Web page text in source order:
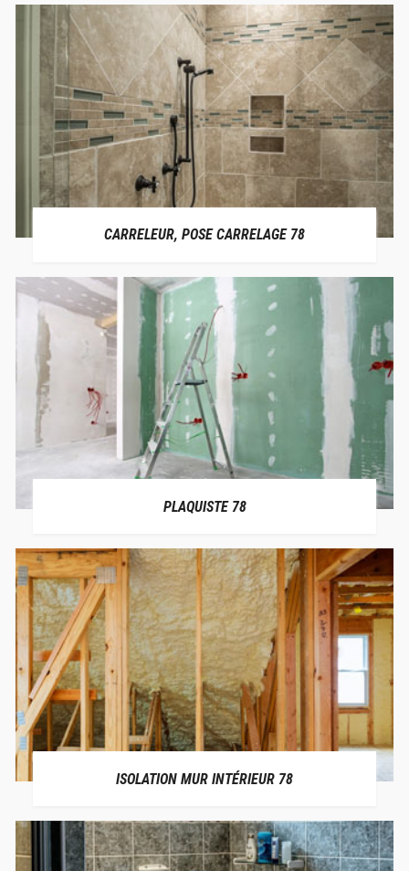
CARRELEUR, POSE CARRELAGE 78
PLAQUISTE 78
ISOLATION MUR INTÉRIEUR 78